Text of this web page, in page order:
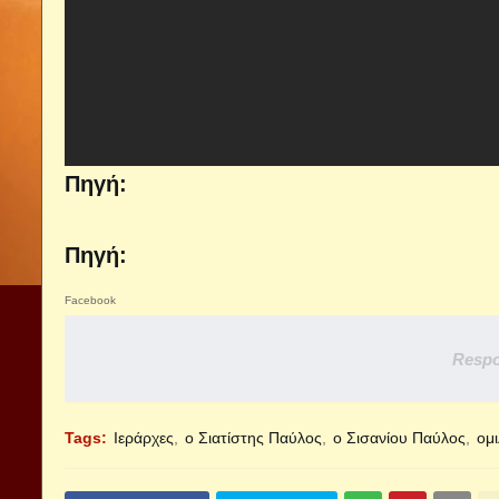
Πηγή:
Πηγή:
Facebook
Tags: Ιεράρχες ο Σιατίστης Παύλος ο Σισανίου Παύλος